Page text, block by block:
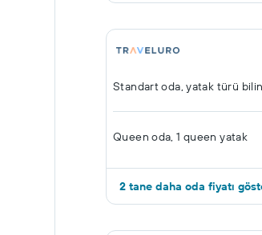
Standart oda, yatak türü
Queen oda, 1 queen yatak
2 tane daha oda fiyatı